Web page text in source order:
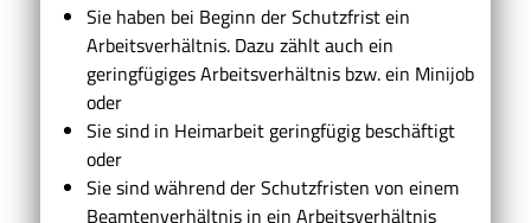
Sie haben bei Beginn der Schutzfrist ein
Arbeitsverhältnis. Dazu zählt auch ein
geringfügiges Arbeitsverhältnis bzw. ein Minijob
oder
Sie sind in Heimarbeit geringfügig beschäftigt
oder
Sie sind während der Schutzfristen von einem
Beamtenverhältnis in ein Arbeitsverhältnis